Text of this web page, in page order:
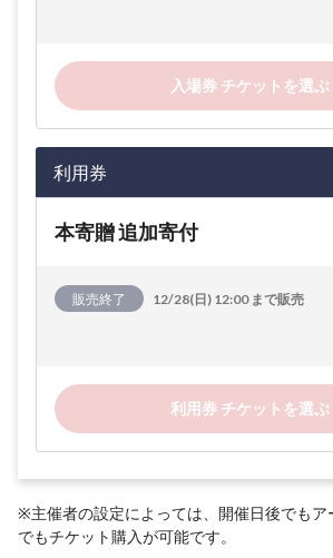
入場券 チケットを選ぶ
利用券
本寄贈 追加寄付
販売終了 12/28(日) 12:00 まで販売
利用券 チケットを選ぶ
※主催者の設定によっては、開催日後でもア
でもチケット購入が可能です。